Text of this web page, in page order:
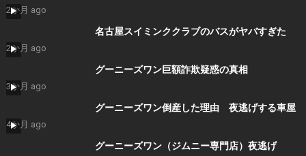
2か月 ago
名古屋スイミンククラブのバスがヤバすぎた
2か月 ago
グーニーズワン巨額詐欺疑惑の真相
3か月 ago
グーニーズワン倒産した理由 夜逃げする車屋
4か月 ago
グーニーズワン（ジムニー専門店）夜逃げ